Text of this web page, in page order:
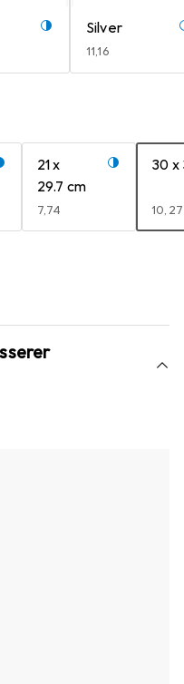
Silver
EUR
11,16
21 x
29.7 cm
EUR
7,74
30 x
EUR
10,27